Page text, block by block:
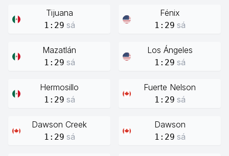
Tijuana
1:29 sá
Fénix
1:29 sá
Mazatlán
1:29 sá
Los Ángeles
1:29 sá
Hermosillo
1:29 sá
Fuerte Nelson
1:29 sá
Dawson Creek
1:29 sá
Dawson
1:29 sá